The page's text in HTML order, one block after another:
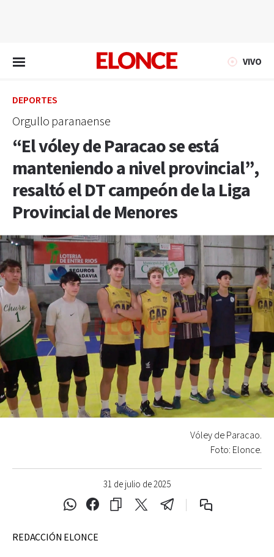
VIVO
DEPORTES
Orgullo paranaense
“El vóley de Paracao se está
manteniendo a nivel provincial”,
resaltó el DT campeón de la Liga
Provincial de Menores
31 de julio de 2025
Vóley de Paracao.
Foto: Elonce.
REDACCIÓN ELONCE